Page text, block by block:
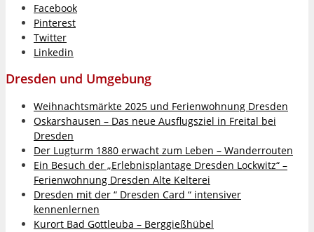
Facebook
Pinterest
Twitter
Linkedin
Dresden und Umgebung
Weihnachtsmärkte 2025 und Ferienwohnung Dresden
Oskarshausen – Das neue Ausflugsziel in Freital bei
Dresden
Der Lugturm 1880 erwacht zum Leben – Wanderrouten
Ein Besuch der „Erlebnisplantage Dresden Lockwitz“ –
Ferienwohnung Dresden Alte Kelterei
Dresden mit der “ Dresden Card “ intensiver
kennenlernen
Kurort Bad Gottleuba – Berggießhübel